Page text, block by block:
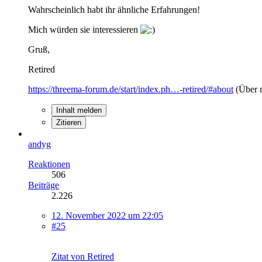
Wahrscheinlich habt ihr ähnliche Erfahrungen!
Mich würden sie interessieren
Gruß,
Retired
https://threema-forum.de/start/index.ph…-retired/#about (Über
Inhalt melden
Zitieren
andyg
Reaktionen
506
Beiträge
2.226
12. November 2022 um 22:05
#25
Zitat von Retired